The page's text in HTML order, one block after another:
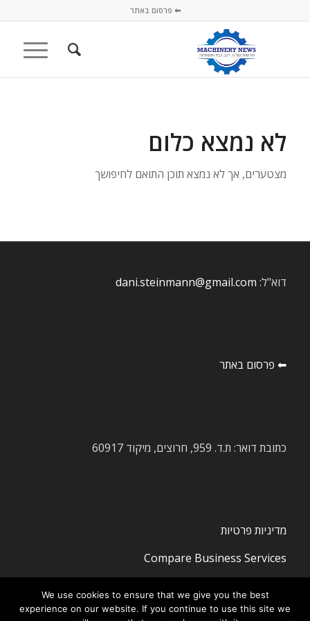
⬅ פרסום באתר
לא נמצא כלום
מצטערים, אך לא נמצא תוכן התואם לחיפושך
דוא"ל: dani.steinmann@gmail.com
⬅ פרסום באתר
כתובת דואר: ת.ד. 959, חרוצים, מיקוד 60917
מדיניות פרטיות
Compare Business Services
We use cookies to ensure that we give you the best
experience on our website. If you continue to use this site we